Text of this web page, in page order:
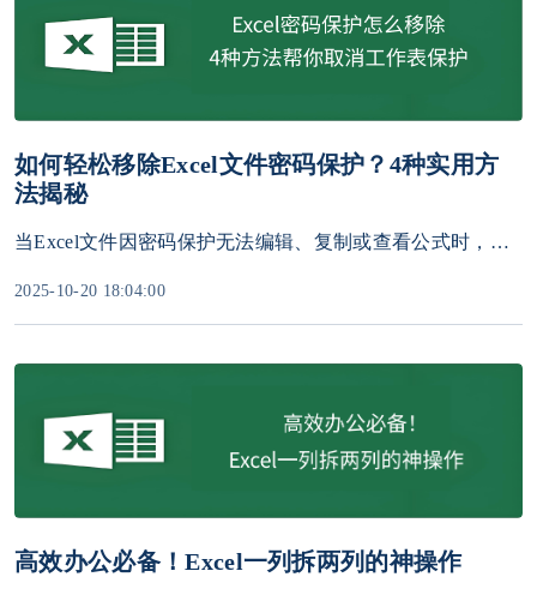
如何轻松移除Excel文件密码保护？4种实用方
法揭秘
当Excel文件因密码保护无法编辑、复制或查看公式时，如何快速取消密码限制？本文结合官方文档与实测经验，总结4种高效解除密码保护的方法，助你轻松恢复文件操作权限。
2025-10-20 18:04:00
高效办公必备！Excel一列拆两列的神操作